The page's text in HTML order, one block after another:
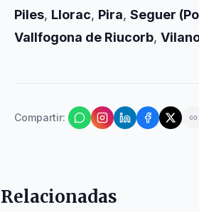
Piles, Llorac, Pira, Seguer
Vallfogona de Riucorb,
Compartir: